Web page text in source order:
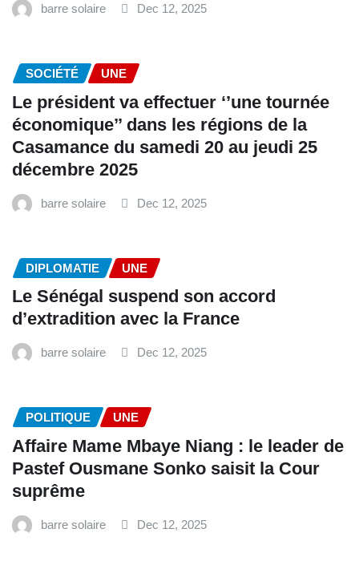
barre solaire Dec 12, 2025
SOCIÉTÉ UNE
Le président va effectuer ‘’une tournée
économique’’ dans les régions de la
Casamance du samedi 20 au jeudi 25
décembre 2025
barre solaire Dec 12, 2025
DIPLOMATIE UNE
Le Sénégal suspend son accord
d’extradition avec la France
barre solaire Dec 12, 2025
POLITIQUE UNE
Affaire Mame Mbaye Niang : le leader de
Pastef Ousmane Sonko saisit la Cour
suprême
barre solaire Dec 12, 2025